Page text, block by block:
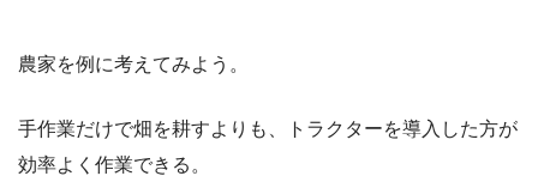
農家を例に考えてみよう。
手作業だけで畑を耕すよりも、トラクターを導入した方が
効率よく作業できる。